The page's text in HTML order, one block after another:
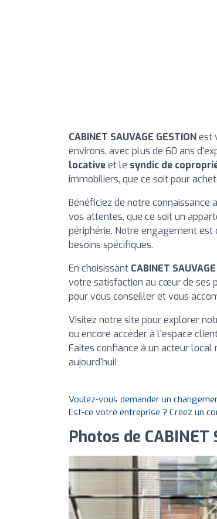
CABINET SAUVAGE GESTIONest
environs, avec plus de 60 ans
locativeet le syndic de
immobiliers, que ce soit pour
Bénéficiez de notre connaissance
vos attentes, que ce soit un
périphérie. Notre engagement
besoins spécifiques.
En choisissant CABINET
votre satisfaction au cœur de ses
pour vous conseiller et vous
Visitez notre site pour explorer
ou encore accéder à l'espace
Faites confiance à un acteur
aujourd'hui!
Voulez-vous demander un
Est-ce votre entreprise ? Créez un
Photos de CABINET